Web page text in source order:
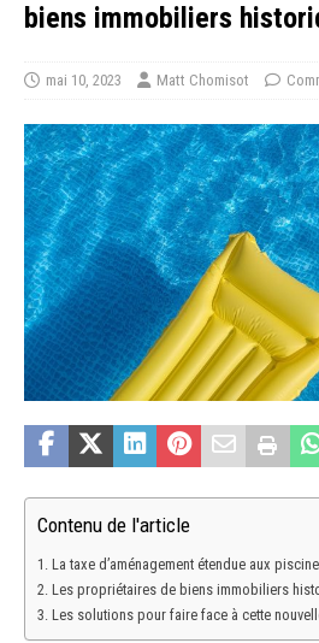
biens immobiliers
mai 10, 2023 Matt Chomisot
Contenu de l'article
La taxe d’aménagement étendue aux
Les propriétaires de biens immobiliers
Les solutions pour faire face à cette